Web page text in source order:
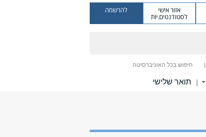
אזור אישי
לסטודנטים.יות
להרשמה
חיפוש בכל האוניברסיטה
| תואר שלישי